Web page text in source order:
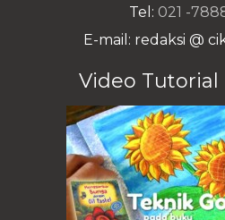
Tel: 021 -
E-mail: redaksi @
Video Tutorial